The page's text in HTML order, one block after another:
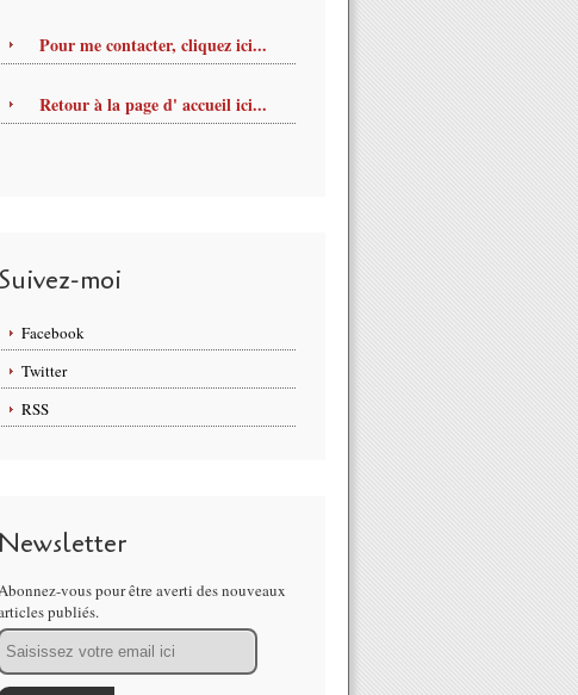
Pour me contacter, cliquez ici...
Retour à la page d' accueil ici...
moi
Facebook
Twitter
RSS
Newsletter
vous pour être averti des nouveaux
publiés.